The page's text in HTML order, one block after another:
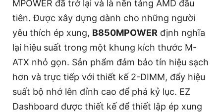
MPOWER đã trở lại và là nền tảng AMD đầu
tiên. Được xây dựng dành cho những người
yêu thích ép xung, B850MPOWER định nghĩa
lại hiệu suất trong một khung kích thước M-
ATX nhỏ gọn. Sản phẩm đảm bảo tín hiệu sạch
hơn và trực tiếp với thiết kế 2-DIMM, đẩy hiệu
suất bộ nhớ lên đỉnh cao để phá kỷ lục. EZ
Dashboard được thiết kế để thiết lập ép xung